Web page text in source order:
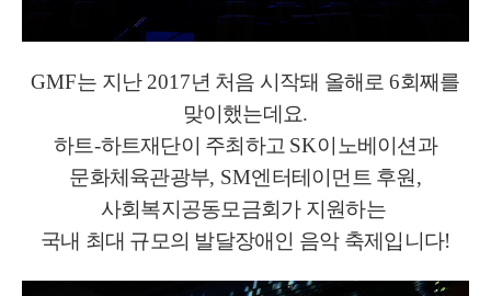
GMF는 지난 2017년 처음 시작돼 올해로 6회째를
맞이했는데요.
하트-하트재단이 주최하고 SK이노베이션과
문화체육관광부, SM엔터테이먼트 후원,
사회복지공동모금회가 지원하는
국내 최대 규모의 발달장애인 음악 축제입니다!